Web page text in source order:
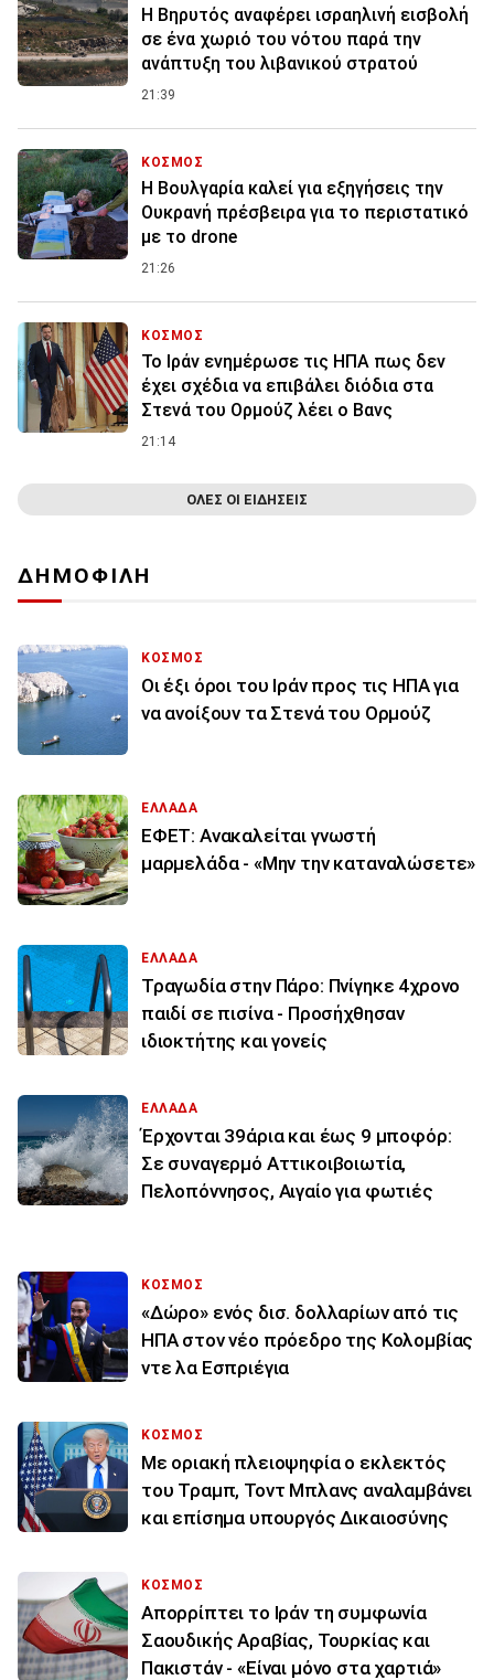
Η Βηρυτός αναφέρει ισραηλινή εισβολή
σε ένα χωριό του νότου παρά την
ανάπτυξη του λιβανικού στρατού
21:39
ΚΟΣΜΟΣ
Η Βουλγαρία καλεί για εξηγήσεις την
Ουκρανή πρέσβειρα για το περιστατικό
με το drone
21:26
ΚΟΣΜΟΣ
To Ιράν ενημέρωσε τις ΗΠΑ πως δεν
έχει σχέδια να επιβάλει διόδια στα
Στενά του Ορμούζ λέει ο Βανς
21:14
ΟΛΕΣ ΟΙ ΕΙΔΗΣΕΙΣ
ΔΗΜΟΦΙΛΗ
ΚΟΣΜΟΣ
Οι έξι όροι του Ιράν προς τις ΗΠΑ για
να ανοίξουν τα Στενά του Ορμούζ
ΕΛΛΑΔΑ
ΕΦΕΤ: Ανακαλείται γνωστή
μαρμελάδα - «Μην την καταναλώσετε»
ΕΛΛΑΔΑ
Τραγωδία στην Πάρο: Πνίγηκε 4χρονο
παιδί σε πισίνα - Προσήχθησαν
ιδιοκτήτης και γονείς
ΕΛΛΑΔΑ
Έρχονται 39άρια και έως 9 μποφόρ:
Σε συναγερμό Αττικοιβοιωτία,
Πελοπόννησος, Αιγαίο για φωτιές
ΚΟΣΜΟΣ
«Δώρο» ενός δισ. δολλαρίων από τις
ΗΠΑ στον νέο πρόεδρο της Κολομβίας
ντε λα Εσπριέγια
ΚΟΣΜΟΣ
Με οριακή πλειοψηφία ο εκλεκτός
του Τραμπ, Τοντ Μπλανς αναλαμβάνει
και επίσημα υπουργός Δικαιοσύνης
ΚΟΣΜΟΣ
Απορρίπτει το Ιράν τη συμφωνία
Σαουδικής Αραβίας, Τουρκίας και
Πακιστάν - «Είναι μόνο στα χαρτιά»